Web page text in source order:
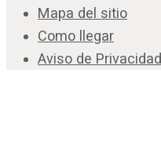
Mapa del sitio
Como llegar
Aviso de Privacidad